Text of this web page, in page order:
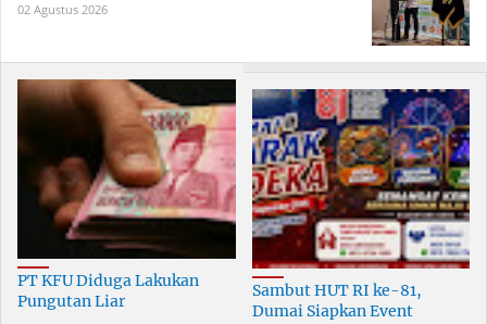
02 Agustus 2026
PT KFU Diduga Lakukan
Pungutan Liar
Sambut HUT RI ke-81,
Dumai Siapkan Event